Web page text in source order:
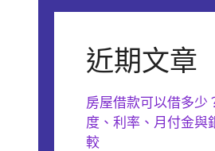
近期文章
房屋借款可以借多少
度、利率、月付金與
較